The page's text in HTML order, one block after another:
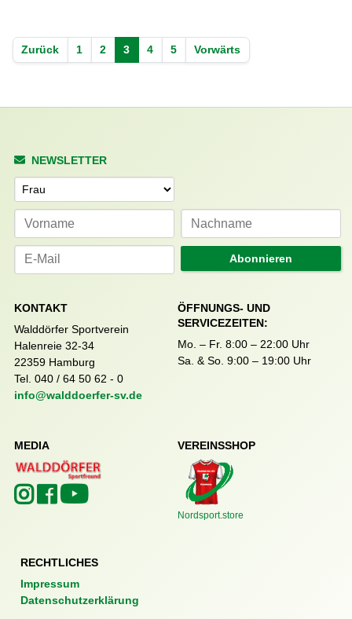
Zurück 1 2 3 4 5 Vorwärts
NEWSLETTER
Anrede
Abonnieren
KONTAKT
Walddörfer Sportverein
Halenreie 32-34
22359 Hamburg
Tel. 040 / 64 50 62 - 0
info@walddoerfer-sv.de
ÖFFNUNGS- UND
SERVICEZEITEN:
Mo. – Fr. 8:00 – 22:00 Uhr
Sa. & So. 9:00 – 19:00 Uhr
MEDIA VEREINSSHOP
Nordsport.store
RECHTLICHES
Impressum
Datenschutzerklärung